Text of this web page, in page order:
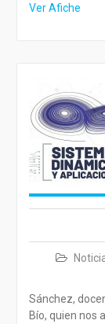
Ver Afiche
Sánchez,
Bío, quien nos